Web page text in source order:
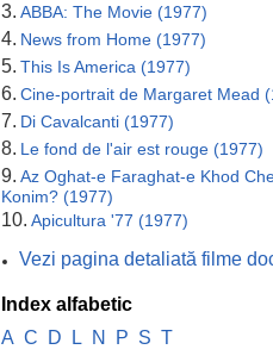
3. ABBA: The Movie (1977)
4. News from Home (1977)
5. This Is America (1977)
6. Cine-portrait de Margaret Mead
7. Di Cavalcanti (1977)
8. Le fond de l'air est rouge (1977)
9. Az Oghat-e Faraghat-e Khod
Konim? (1977)
10. Apicultura '77 (1977)
Vezi pagina detaliată filme
Index alfabetic
A C D L N P S T